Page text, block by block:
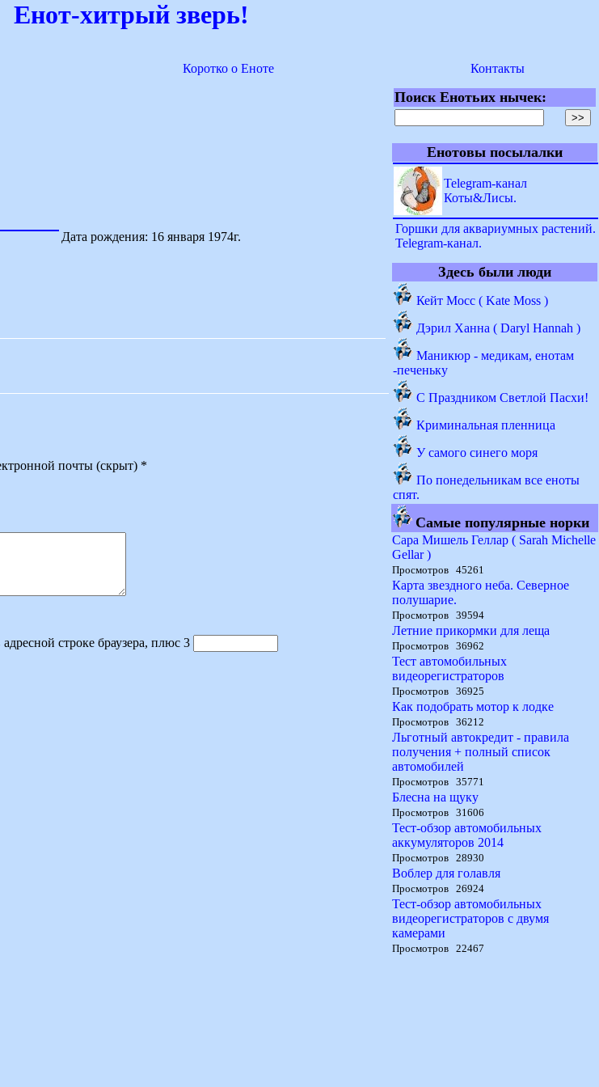
Енот-хитрый зверь!
Коротко о Еноте Контакты
Дата рождения: 16 января 1974г.
почты (скрыт) *
строке браузера, плюс 3
Поиск Енотьих нычек:
Енотовы посылалки
Telegram-канал
Коты&Лисы.
Горшки для аквариумных растений.
Telegram-канал.
Здесь были люди
Кейт Мосс ( Kate Moss )
Дэрил Ханна ( Daryl Hannah )
Маникюр - медикам, енотам
-печеньку
С Праздником Светлой Пасхи!
Криминальная пленница
У самого синего моря
По понедельникам все еноты
спят.
Самые популярные норки
Сара Мишель Геллар ( Sarah Michelle
Gellar )
Просмотров 45261
Карта звездного неба. Северное
полушарие.
Просмотров 39594
Летние прикормки для леща
Просмотров 36962
Тест автомобильных
видеорегистраторов
Просмотров 36925
Как подобрать мотор к лодке
Просмотров 36212
Льготный автокредит - правила
получения + полный список
автомобилей
Просмотров 35771
Блесна на щуку
Просмотров 31606
Тест-обзор автомобильных
аккумуляторов 2014
Просмотров 28930
Воблер для голавля
Просмотров 26924
Тест-обзор автомобильных
видеорегистраторов с двумя
камерами
Просмотров 22467